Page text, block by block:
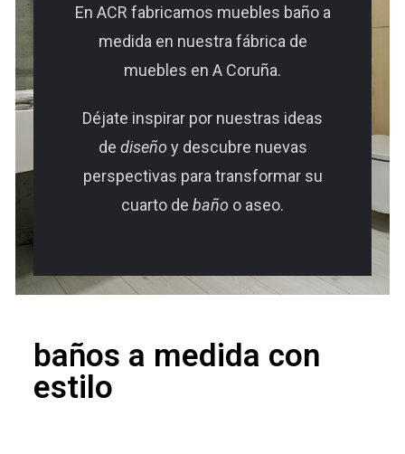
En ACR fabricamos muebles baño a
medida en nuestra fábrica de
muebles en A Coruña.
Déjate inspirar por nuestras ideas
de diseño y descubre nuevas
perspectivas para transformar su
cuarto de baño o aseo.
baños a medida con
estilo